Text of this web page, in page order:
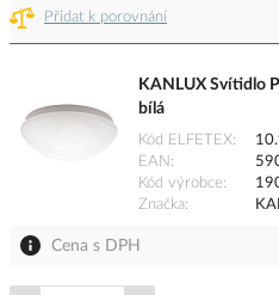
Přidat k porovnání
KANLUX Svítidlo
bílá
Kód ELFETEX
EAN
Kód výrobce
Značka
Cena s DPH